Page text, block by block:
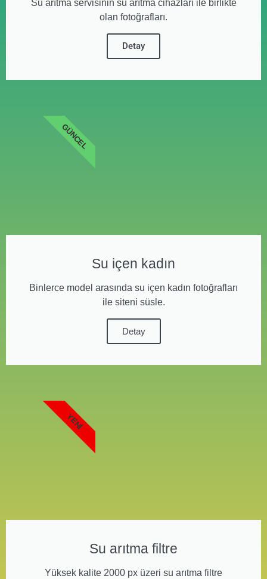
Su arıtma servisinin su arıtma cihazları ile birlikte
olan fotoğrafları.
Detay
Su içen kadın
Binlerce model arasında su içen kadın fotoğrafları
ile siteni süsle.
Detay
GÜNCEL
Su arıtma filtre
Yüksek kalite 2000 px üzeri su arıtma filtre
YENI